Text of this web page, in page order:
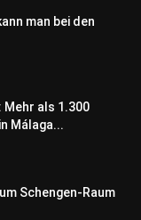
man bei den
Mehr als 1.300
Málaga...
Schengen-Raum